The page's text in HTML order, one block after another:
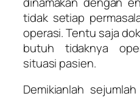
tidak setiap
operasi. Tentu saja
butuh tidaknya
situasi pasien.
Demikianlah